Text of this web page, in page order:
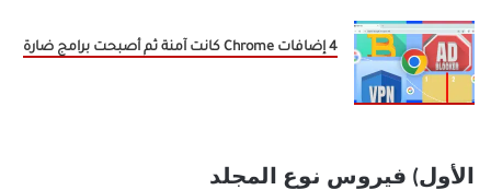
4 إضافات Chrome كانت آمنة ثم أصبحت برامج ضارة
الأول) فيروس نوع المجلد